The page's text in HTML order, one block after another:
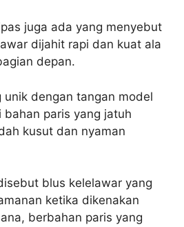
juga ada yang menyebut
dijahit rapi dan kuat ala
depan.
unik dengan tangan model
paris yang jatuh
kusut dan nyaman
blus kelelawar yang
ketika dikenakan
berbahan paris yang